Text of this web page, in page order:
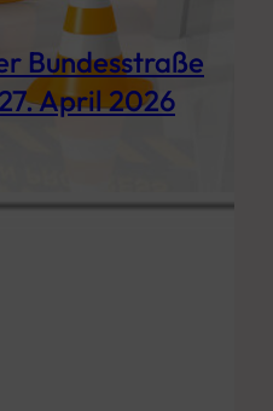
Bundesstraße
April 2026